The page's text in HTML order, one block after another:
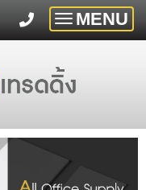
Toggle
MENU